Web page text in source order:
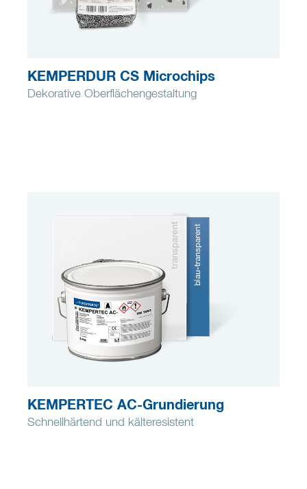
KEMPERDUR CS Microchips
Dekorative Oberflächengestaltung
KEMPERTEC AC-Grundierung
Schnellhärtend und kälteresistent